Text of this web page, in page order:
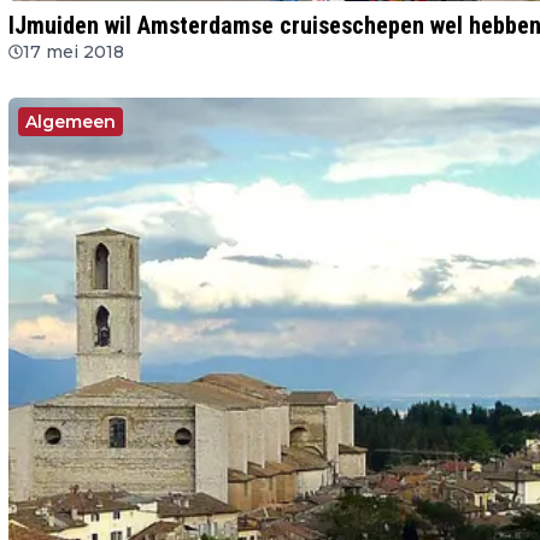
IJmuiden wil Amsterdamse cruiseschepen wel hebben
17 mei 2018
Algemeen